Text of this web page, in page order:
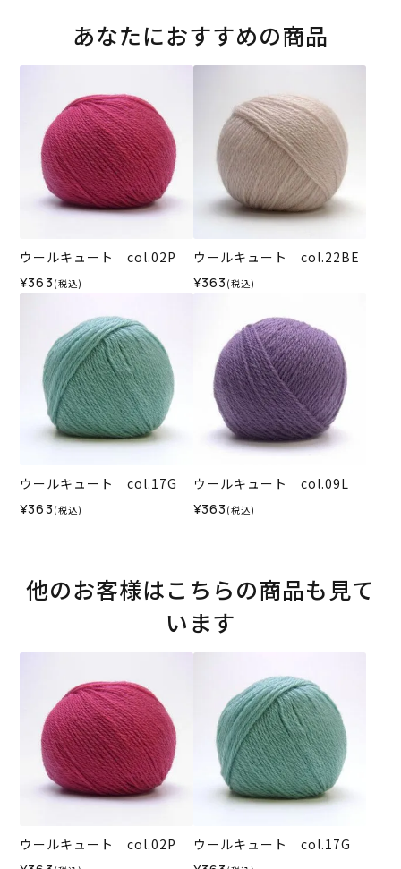
あなたにおすすめの商品
ウールキュート col.02P
¥363 (税込)
ウールキュート col.22BE
¥363 (税込)
ウールキュート col.17G
¥363 (税込)
ウールキュート col.09L
¥363 (税込)
他のお客様はこちらの商品も見て
います
ウールキュート col.02P ウールキュート col.17G